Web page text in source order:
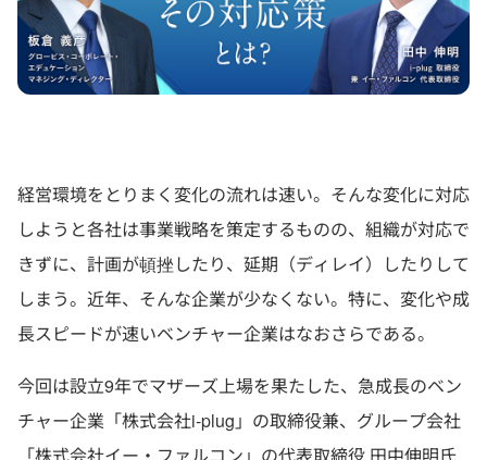
経営環境をとりまく変化の流れは速い。そんな変化に対応
しようと各社は事業戦略を策定するものの、組織が対応で
きずに、計画が頓挫したり、延期（ディレイ）したりして
しまう。近年、そんな企業が少なくない。特に、変化や成
長スピードが速いベンチャー企業はなおさらである。
今回は設立9年でマザーズ上場を果たした、急成長のベン
チャー企業「株式会社i-plug」の取締役兼、グループ会社